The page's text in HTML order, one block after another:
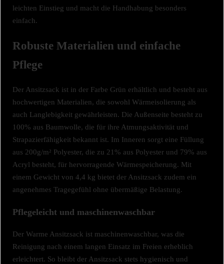
leichten Einstieg und macht die Handhabung besonders
einfach.
Robuste Materialien und einfache
Pflege
Der Ansitzsack ist in der Farbe Grün erhältlich und besteht aus
hochwertigen Materialien, die sowohl Wärmeisolierung als
auch Langlebigkeit gewährleisten. Die Außenseite besteht zu
100% aus Baumwolle, die für ihre Atmungsaktivität und
Strapazierfähigkeit bekannt ist. Im Inneren sorgt eine Füllung
aus 200g/m² Polyester, die zu 21% aus Polyester und 79% aus
Acryl besteht, für hervorragende Wärmespeicherung. Mit
einem Gewicht von 4,4 kg bietet der Ansitzsack zudem ein
angenehmes Tragegefühl ohne übermäßige Belastung.
Pflegeleicht und maschinenwaschbar
Der Warme Ansitzsack ist maschinenwaschbar, was die
Reinigung nach einem langen Einsatz im Freien erheblich
erleichtert. So bleibt der Ansitzsack stets hygienisch und